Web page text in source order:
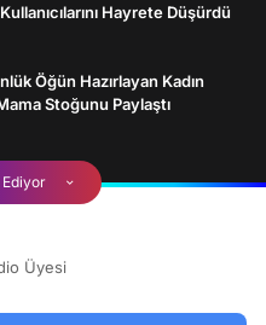
Hayrete Düşürdü
Öğün Hazırlayan Kadın
Mama Stoğunu Paylaştı
Üyesi